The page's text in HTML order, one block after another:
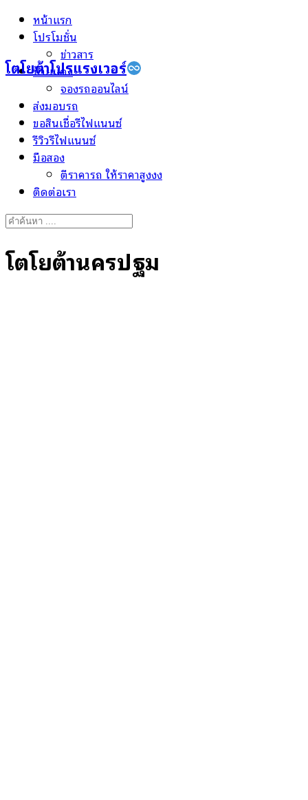
Skip
โตโยต้าโปรแรงเวอร์
หน้าแรก
โปรโมชั่น
ข่าวสาร
ป้ายแดง
จองรถออนไลน์
ส่งมอบรถ
ขอสินเชื่อรีไฟแนนซ์
รีวิวรีไฟแนนซ์
มือสอง
ตีราคารถ ให้ราคาสูงงง
ติดต่อเรา
Search
โตโยต้านครปฐม